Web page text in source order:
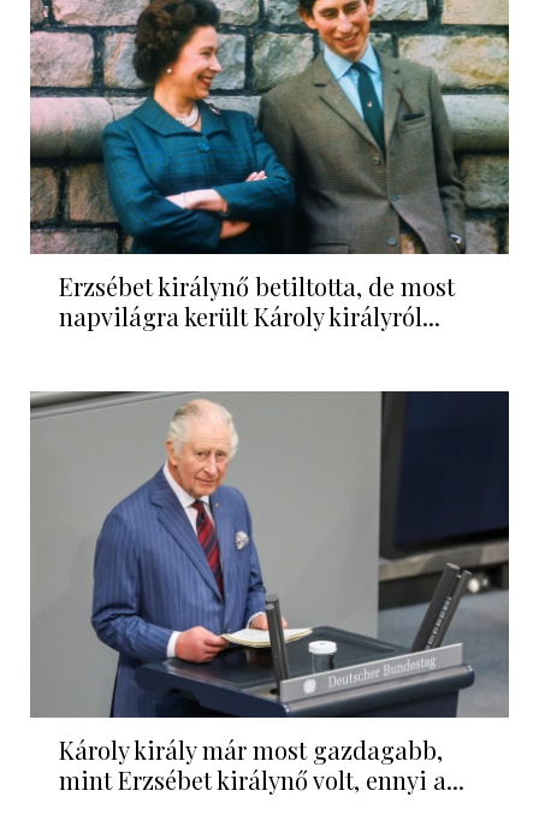
Erzsébet királynő betiltotta, de most
napvilágra került Károly királyról...
Károly király már most gazdagabb,
mint Erzsébet királynő volt, ennyi a...